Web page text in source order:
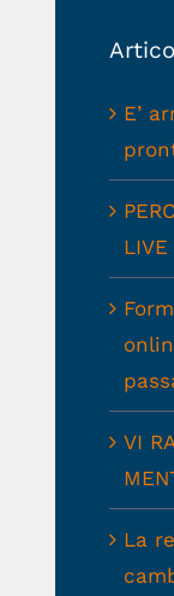
E’
LIVE
VI
La